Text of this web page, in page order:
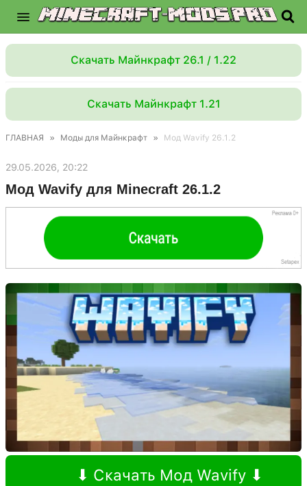
Скачать Майнкрафт 26.1 / 1.22
Скачать Майнкрафт 1.21
ГЛАВНАЯ » Моды для Майнкрафт » Мод Wavify 26.1.2
29.05.2026, 20:22
Мод Wavify для Minecraft 26.1.2
⬇ Скачать Мод Wavify ⬇